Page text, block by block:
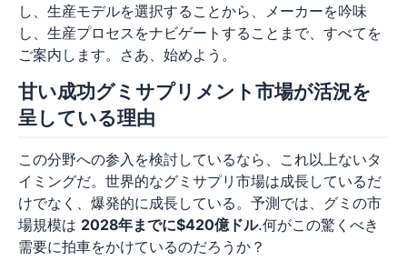
し、生産モデルを選択することから、メーカーを吟味
し、生産プロセスをナビゲートすることまで、すべてを
ご案内します。さあ、始めよう。
甘い成功グミサプリメント市場が活況を
呈している理由
この分野への参入を検討しているなら、これ以上ないタ
イミングだ。世界的なグミサプリ市場は成長しているだ
けでなく、爆発的に成長している。予測では、グミの市
場規模は 2028年までに$420億ドル.何がこの驚くべき
需要に拍車をかけているのだろうか？